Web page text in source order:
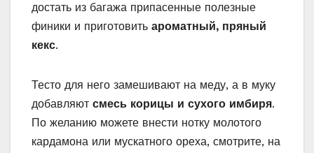
достать из багажа припасенные полезные
финики и приготовить ароматный, пряный
кекс.
Тесто для него замешивают на меду, а в муку
добавляют смесь корицы и сухого имбиря.
По желанию можете внести нотку молотого
кардамона или мускатного ореха, смотрите, на